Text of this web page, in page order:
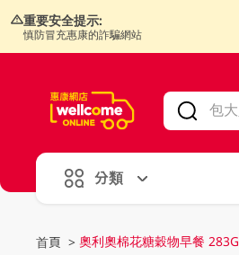
重要安全提示:
慎防冒充惠康的詐騙網站
分類
首頁 > 奧利奧棉花糖穀物早餐 283G